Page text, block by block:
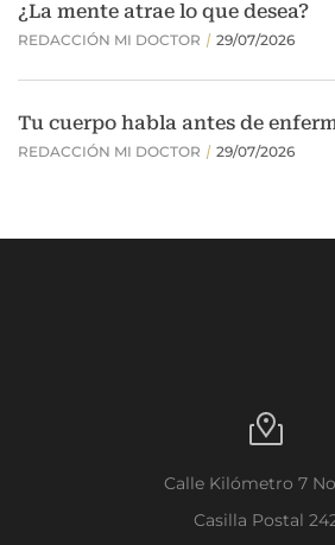
Calle Kilómetro 7
Casilla Postal